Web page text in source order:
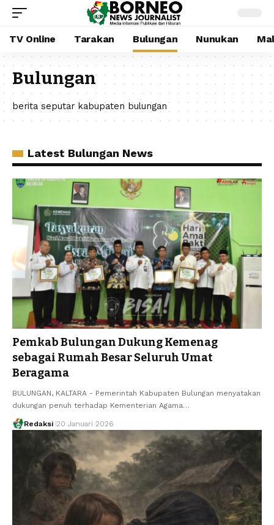
TV Online Tarakan Bulungan Nunukan
Bulungan
berita seputar kabupaten bulungan
Latest Bulungan News
Pemkab Bulungan Dukung Kemenag
sebagai Rumah Besar Seluruh Umat
Beragama
BULUNGAN, KALTARA - Pemerintah Kabupaten Bulungan menyatakan
dukungan penuh terhadap Kementerian Agama…
Redaksi 20 Januari 2026